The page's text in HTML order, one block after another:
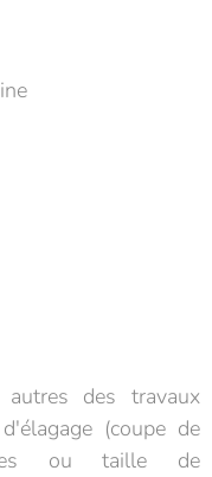
des travaux
(coupe de
ou taille de